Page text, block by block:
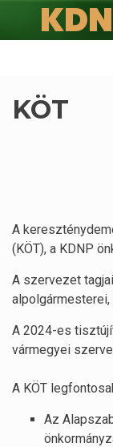
A
KÖT
A
(KÖT), a KDNP
A szervezet
A 2024-es
vármegyei
A KÖT
Az